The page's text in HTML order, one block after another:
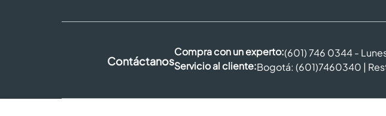
Contáctanos
Compra con un experto:(601) 746 0344 -
Servicio al cliente:Bogotá: (601)7460340 |